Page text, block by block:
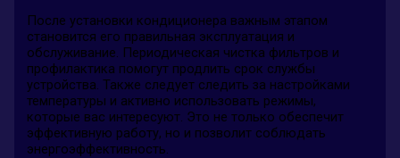
После установки кондиционера важным этапом
становится его правильная эксплуатация и
обслуживание. Периодическая чистка фильтров и
профилактика помогут продлить срок службы
устройства. Также следует следить за настройками
температуры и активно использовать режимы,
которые вас интересуют. Это не только обеспечит
эффективную работу, но и позволит соблюдать
энергоэффективность.